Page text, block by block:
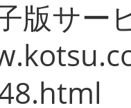
版サー